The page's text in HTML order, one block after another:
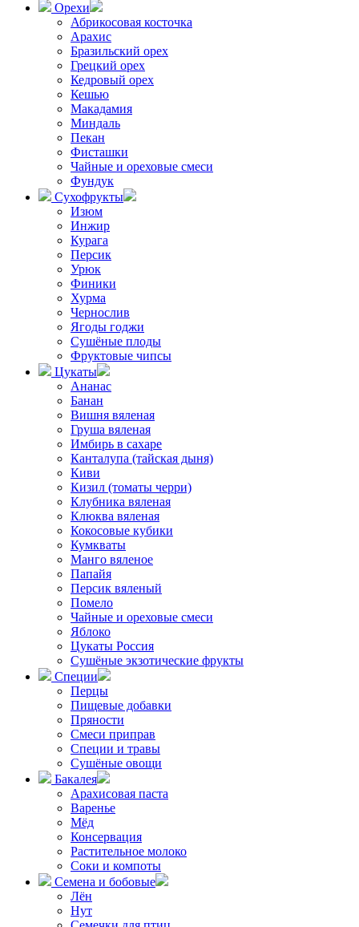
Орехи
Абрикосовая косточка
Арахис
Бразильский орех
Грецкий орех
Кедровый орех
Кешью
Макадамия
Миндаль
Пекан
Фисташки
Чайные и ореховые смеси
Фундук
Сухофрукты
Изюм
Инжир
Курага
Персик
Урюк
Финики
Хурма
Чернослив
Ягоды годжи
Сушёные плоды
Фруктовые чипсы
Цукаты
Ананас
Банан
Вишня вяленая
Груша вяленая
Имбирь в сахаре
Канталупа (тайская дыня)
Киви
Кизил (томаты черри)
Клубника вяленая
Клюква вяленая
Кокосовые кубики
Кумкваты
Манго вяленое
Папайя
Персик вяленый
Помело
Чайные и ореховые смеси
Яблоко
Цукаты Россия
Сушёные экзотические фрукты
Специи
Перцы
Пищевые добавки
Пряности
Смеси приправ
Специи и травы
Сушёные овощи
Бакалея
Арахисовая паста
Варенье
Мёд
Консервация
Растительное молоко
Соки и компоты
Семена и бобовые
Лён
Нут